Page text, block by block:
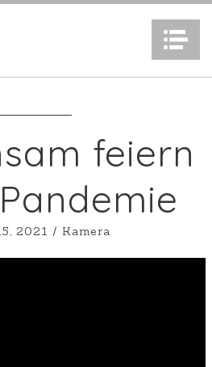
feiern
2021 / Kamera